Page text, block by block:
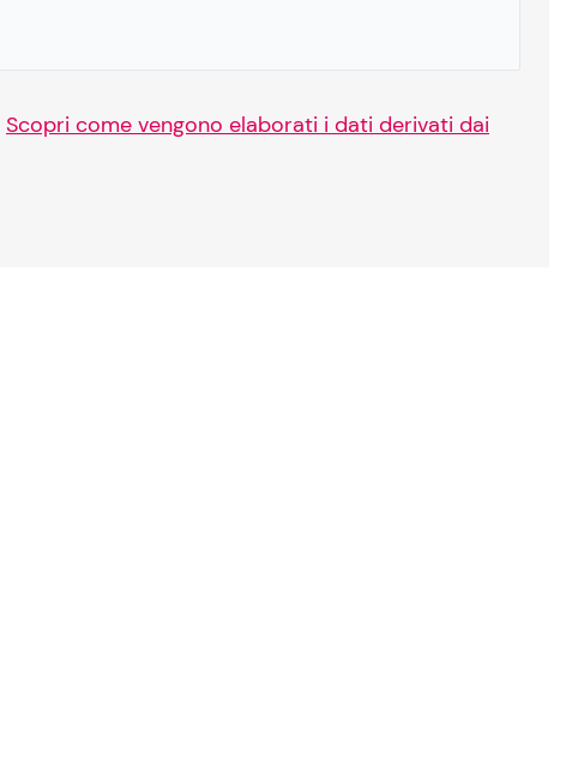
Scopri come vengono elaborati i dati derivati dai